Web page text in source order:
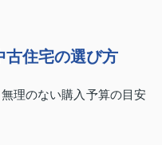
古住宅の選び方
理のない購入予算の目安